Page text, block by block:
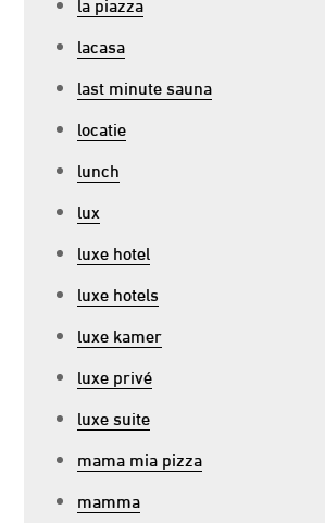
lacasa
last minute sauna
locatie
lunch
lux
luxe hotel
luxe hotels
luxe kamer
luxe privé
luxe suite
mama mia pizza
mamma